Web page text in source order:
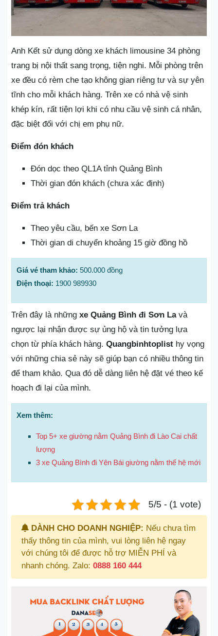
Anh Kết sử dụng dòng xe khách limousine 34 phòng
trang bị nội thất sang trọng, tiện nghi. Mỗi phòng trên
xe đều có rèm che tạo không gian riêng tư và sự yên
tĩnh cho mỗi khách hàng. Trên xe có nhà vệ sinh
khép kín, rất tiện lợi khi có nhu cầu vệ sinh cá nhân,
đặc biệt đối với chị em phụ nữ.
Điểm đón khách
Đón dọc theo QL1A tỉnh Quảng Bình
Thời gian đón khách (chưa xác định)
Điểm trả khách
Theo yêu cầu, bến xe Sơn La
Thời gian di chuyển khoảng 15 giờ đồng hồ
Giá vé tham khảo: 500.000 đồng
Điện thoại: 1900 989930
Trên đây là những xe Quảng Bình đi Sơn Lavà
ngược lại nhận được sự ủng hộ và tin tưởng lựa
chọn từ phía khách hàng. Quangbinhtoplist hy vọng
với những chia sẻ này sẽ giúp bạn có nhiều thông tin
để tham khảo. Qua đó dễ dàng liên hệ đặt vé theo kế
hoạch đi lại của mình.
Xem thêm:
Top 5+ xe giường nằm Quảng Bình đi Lào Cai chất
lượng
3 xe Quảng Bình đi Yên Bái giường nằm thế hệ mới
5/5 - (1 vote)
DÀNH CHO DOANH NGHIỆP: Nếu chưa tìm
thấy thông tin của mình, vui lòng liên hệ ngay
với chúng tôi để được hỗ trợ MIỄN PHÍ và
nhanh chóng. Zalo: 0888 160 444